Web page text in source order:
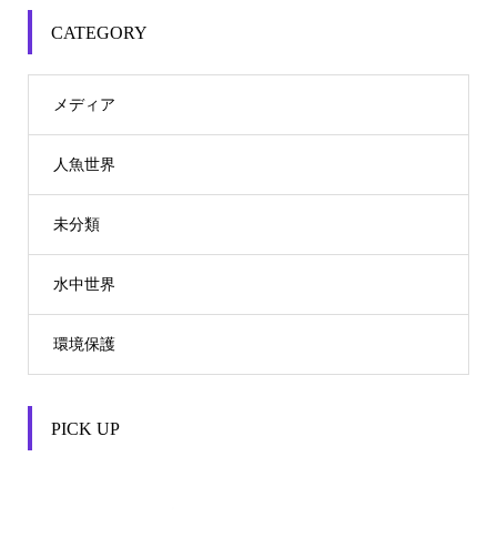
CATEGORY
メディア
人魚世界
未分類
水中世界
環境保護
PICK UP